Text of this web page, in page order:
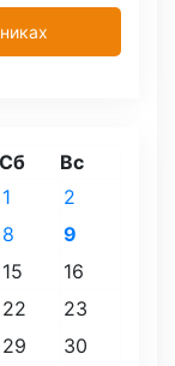
Сб
Вс
1
2
8
9
15
16
22
23
29 30